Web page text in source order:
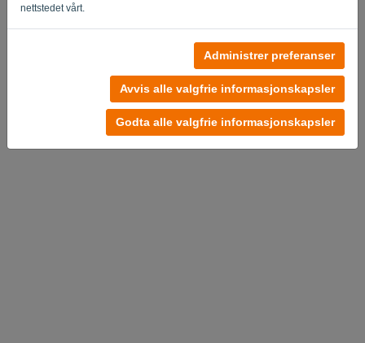
nettstedet vårt.
Administrer preferanser
Avvis alle valgfrie informasjonskapsler
Godta alle valgfrie informasjonskapsler